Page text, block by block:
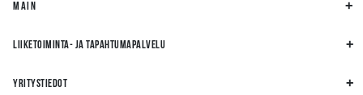
MAIN
LIIKETOIMINTA- JA TAPAHTUMAPALVELU
YRITYSTIEDOT